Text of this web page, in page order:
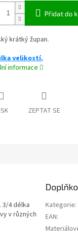
Přidat do
krátký župan.
velikostí.
informace
ZEPTAT SE
3/4 délka
v různých
Kategorie:
EAN: